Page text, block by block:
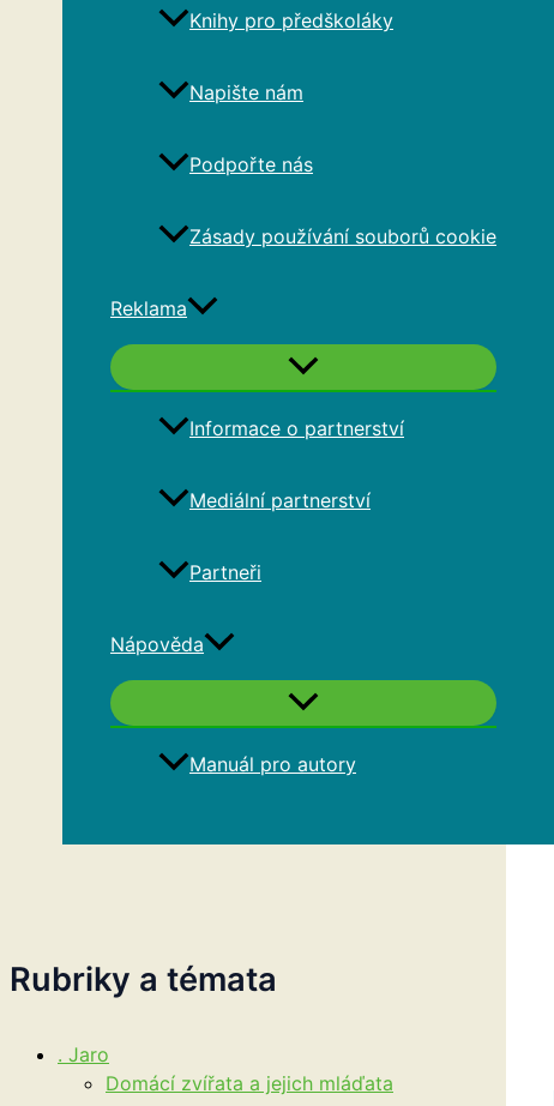
Knihy pro předškoláky
Napište nám
Podpořte nás
Zásady používání souborů cookie
Reklama
Informace o partnerství
Mediální partnerství
Partneři
Nápověda
Manuál pro autory
Rubriky a témata
. Jaro
Domácí zvířata a jejich mláďata